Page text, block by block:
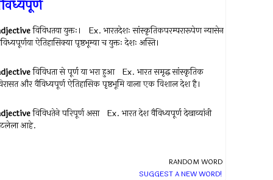
विविधतया युक्तः। Ex. भारतदेशः सांस्कृतिकपरम्परारूपेण न्यासेन
ऐतिहासिक्या पृष्ठभूम्या च युक्तः देशः अस्ति।
विविधता से पूर्ण या भरा हुआ Ex. भारत समृद्ध सांस्कृतिक
और वैविध्यपूर्ण ऐतिहासिक पृष्ठभूमि वाला एक विशाल देश है।
विविधतेने परिपूर्ण असा Ex. भारत देश वैविध्यपूर्ण देखाव्यांनी
आहे.
RANDOM WORD
SUGGEST A NEW WORD!